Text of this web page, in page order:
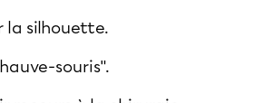
la silhouette.
souris".